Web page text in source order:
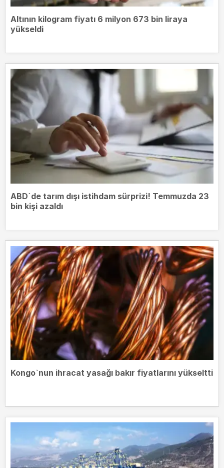
Altının kilogram fiyatı 6 milyon 673 bin liraya
yükseldi
ABD`de tarım dışı istihdam sürprizi! Temmuzda 23
bin kişi azaldı
Kongo`nun ihracat yasağı bakır fiyatlarını yükseltti